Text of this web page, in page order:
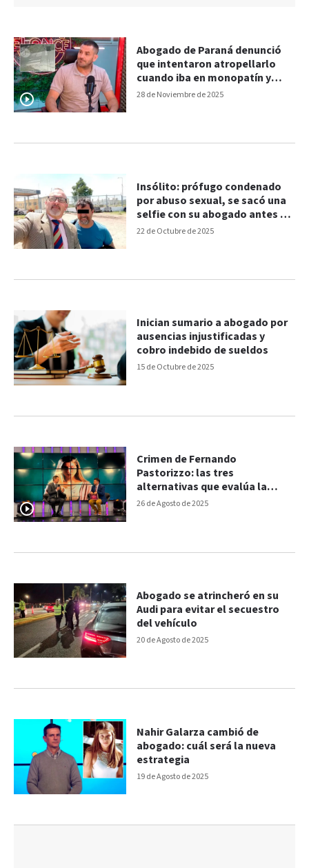
28 de Noviembre de 2025
Abogado de Paraná denunció
que intentaron atropellarlo
cuando iba en monopatín y
luego lo golpearon
22 de Octubre de 2025
Insólito: prófugo condenado
por abuso sexual, se sacó una
selfie con su abogado antes de
entregarse en el penal
15 de Octubre de 2025
Inician sumario a abogado por
ausencias injustificadas y
cobro indebido de sueldos
26 de Agosto de 2025
Crimen de Fernando
Pastorizzo: las tres
alternativas que evalúa la
defensa de Nahir Galarza
20 de Agosto de 2025
Abogado se atrincheró en su
Audi para evitar el secuestro
del vehículo
19 de Agosto de 2025
Nahir Galarza cambió de
abogado: cuál será la nueva
estrategia